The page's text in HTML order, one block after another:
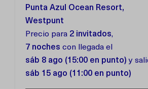
Punta Azul Ocean Resort,
Westpunt
Precio para 2 invitados,
7 noches con llegada el
sáb 8 ago (15:00 en punto) y
sáb 15 ago (11:00 en punto)